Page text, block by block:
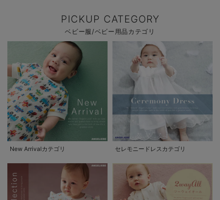
PICKUP CATEGORY
ベビー服/ベビー用品カテゴリ
New Arrivalカテゴリ セレモニードレスカテゴリ